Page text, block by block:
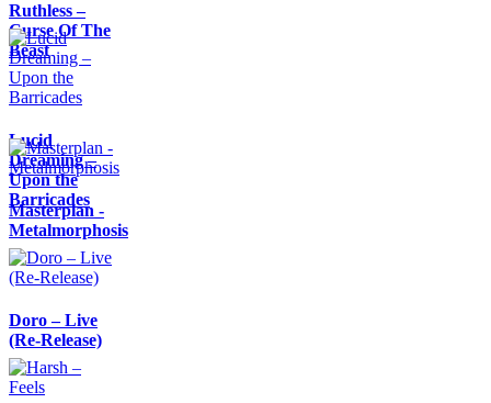
Ruthless –
Curse Of The
Beast
Lucid
Dreaming –
Upon the
Barricades
Masterplan -
Metalmorphosis
Doro – Live
(Re-Release)